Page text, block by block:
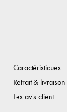
Caractéristiques
Retrait & livraison
Les avis client